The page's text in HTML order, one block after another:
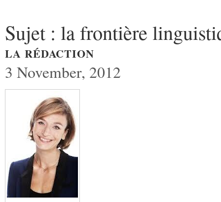
Sujet : la frontière
LA RÉDACTION
3 November, 2012